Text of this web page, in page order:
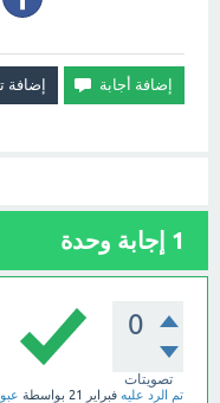
1 إجابة وحدة
0
تصويتات
تم الرد عليه فبراير 21 بواسطة